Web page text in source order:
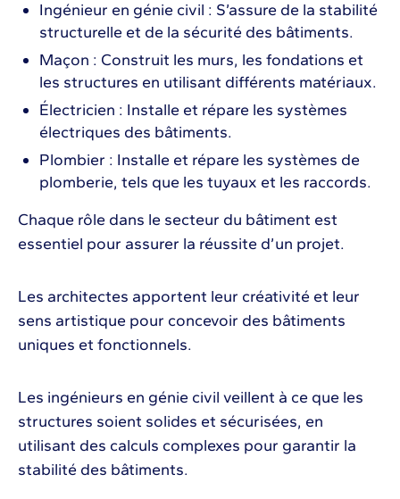
Ingénieur en génie civil : S’assure de la stabilité
structurelle et de la sécurité des bâtiments.
Maçon : Construit les murs, les fondations et
les structures en utilisant différents matériaux.
Électricien : Installe et répare les systèmes
électriques des bâtiments.
Plombier : Installe et répare les systèmes de
plomberie, tels que les tuyaux et les raccords.
Chaque rôle dans le secteur du bâtiment est
essentiel pour assurer la réussite d’un projet.
Les architectes apportent leur créativité et leur
sens artistique pour concevoir des bâtiments
uniques et fonctionnels.
Les ingénieurs en génie civil veillent à ce que les
structures soient solides et sécurisées, en
utilisant des calculs complexes pour garantir la
stabilité des bâtiments.